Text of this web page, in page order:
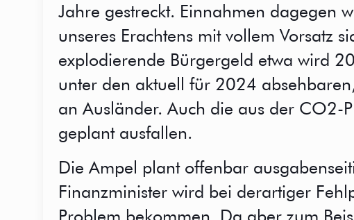
Jahre gestreckt. Einnahmen dagegen
unseres Erachtens mit vollem Vorsatz
explodierende Bürgergeld etwa wird
unter den aktuell für 2024
an Ausländer. Auch die aus der CO2-
geplant ausfallen.
Die Ampel plant offenbar
Finanzminister wird bei derartiger
Problem bekommen. Da aber zum